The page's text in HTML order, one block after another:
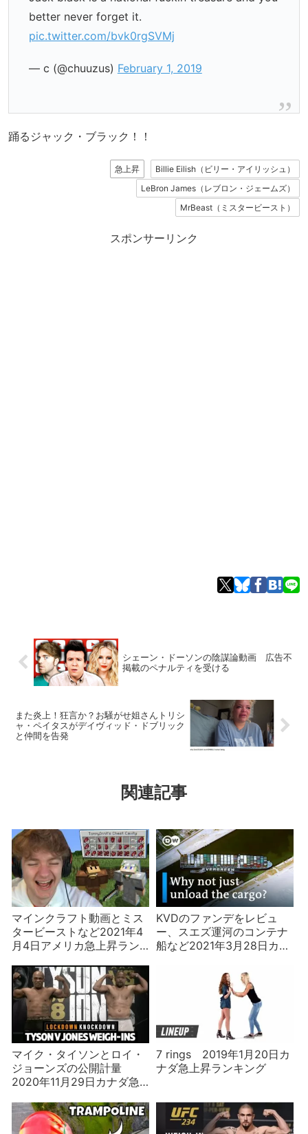
better never forget it.
pic.twitter.com/bvk0rgSVMj
— c (@chuuzus) February 1, 2019
踊るジャック・ブラック！！
急上昇
Billie Eilish（ビリー・アイリッシュ）
LeBron James（レブロン・ジェームズ）
MrBeast（ミスタービースト）
スポンサーリンク
シェーン・ドーソンの陰謀論動画 広告不
掲載のペナルティを受ける
また炎上！狂言か？お騒がせ姐さんトリシ
ャ・ペイタスがデイヴィッド・ドブリック
と仲間を告発
関連記事
マインクラフト動画とミス
タービーストなど2021年4
月4日アメリカ急上昇ラン
KVDのファンデをレビュ
ー、スエズ運河のコンテナ
船など2021年3月28日カナ
マイク・タイソンとロイ・
ジョーンズの公開計量
2020年11月29日カナダ急
7 rings 2019年1月20日カ
ナダ急上昇ランキング